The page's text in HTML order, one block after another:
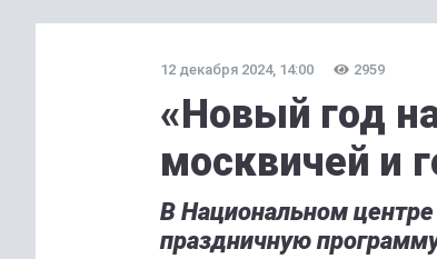
12 декабря 2024, 14:00 2959
«Новый год
москвичей и
В Национальном
праздничную